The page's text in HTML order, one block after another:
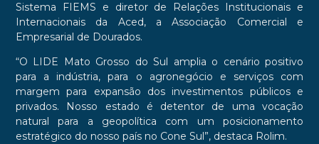
Sistema FIEMS e diretor de Relações Institucionais e
Internacionais da Aced, a Associação Comercial e
Empresarial de Dourados.
“O LIDE Mato Grosso do Sul amplia o cenário positivo
para a indústria, para o agronegócio e serviços com
margem para expansão dos investimentos públicos e
privados. Nosso estado é detentor de uma vocação
natural para a geopolítica com um posicionamento
estratégico do nosso país no Cone Sul”, destaca Rolim.